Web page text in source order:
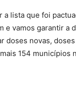
a lista que foi
e vamos garantir a
doses novas,
154 municípios